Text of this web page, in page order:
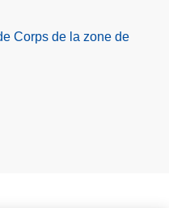
Corps de la zone de